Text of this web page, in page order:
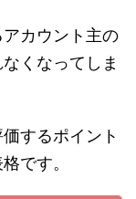
カウント主の
くなってしま
するポイント
です。